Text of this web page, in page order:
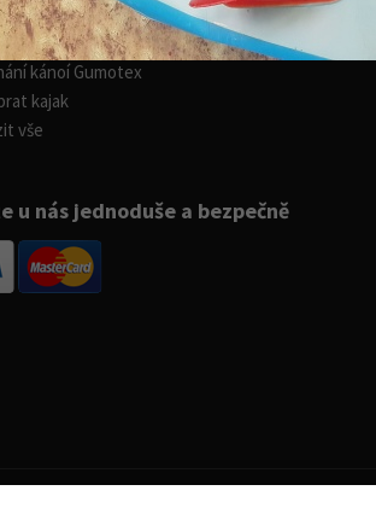
pádla na paddleboard
v paddleboardech
kánoí Gumotex
kajak
vše
u nás jednoduše a bezpečně